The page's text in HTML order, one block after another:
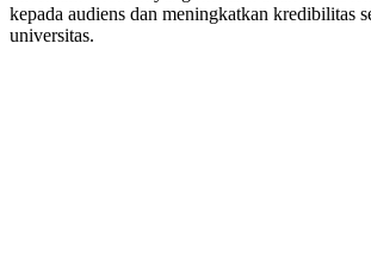
kepada audiens dan meningkatkan kredibilitas
universitas.